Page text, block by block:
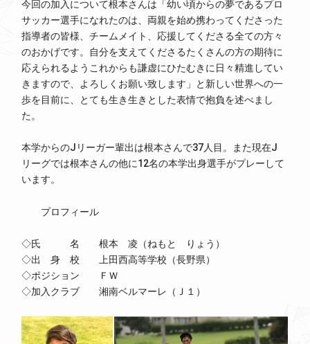
今回の加入について根本さんは「幼い頃からの夢であるプロ
サッカー選手になれたのは、両親を始め携わってくださった
指導者の皆様、チームメイト、応援してくださる全ての方々
のおかげです。自分を支えてくださるたくさんの方の期待に
応えられるようこれからも謙虚にひたむきに日々精進してい
きますので、よろしくお願い致します」と新しい世界への一
歩を目前に、とても生き生きとした表情で抱負を述べまし
た。
本学からのJリーガー輩出は根本さんで37人目。また現在J
リーグでは根本さんの他に12名の本学出身選手がプレーして
います。
プロフィール
◇氏 名 根本 凌（ねもと りょう）
◇出 身 校 上田西高等学校（長野県）
◇ポジション ＦＷ
◇加入クラブ 湘南ベルマーレ（Ｊ１）